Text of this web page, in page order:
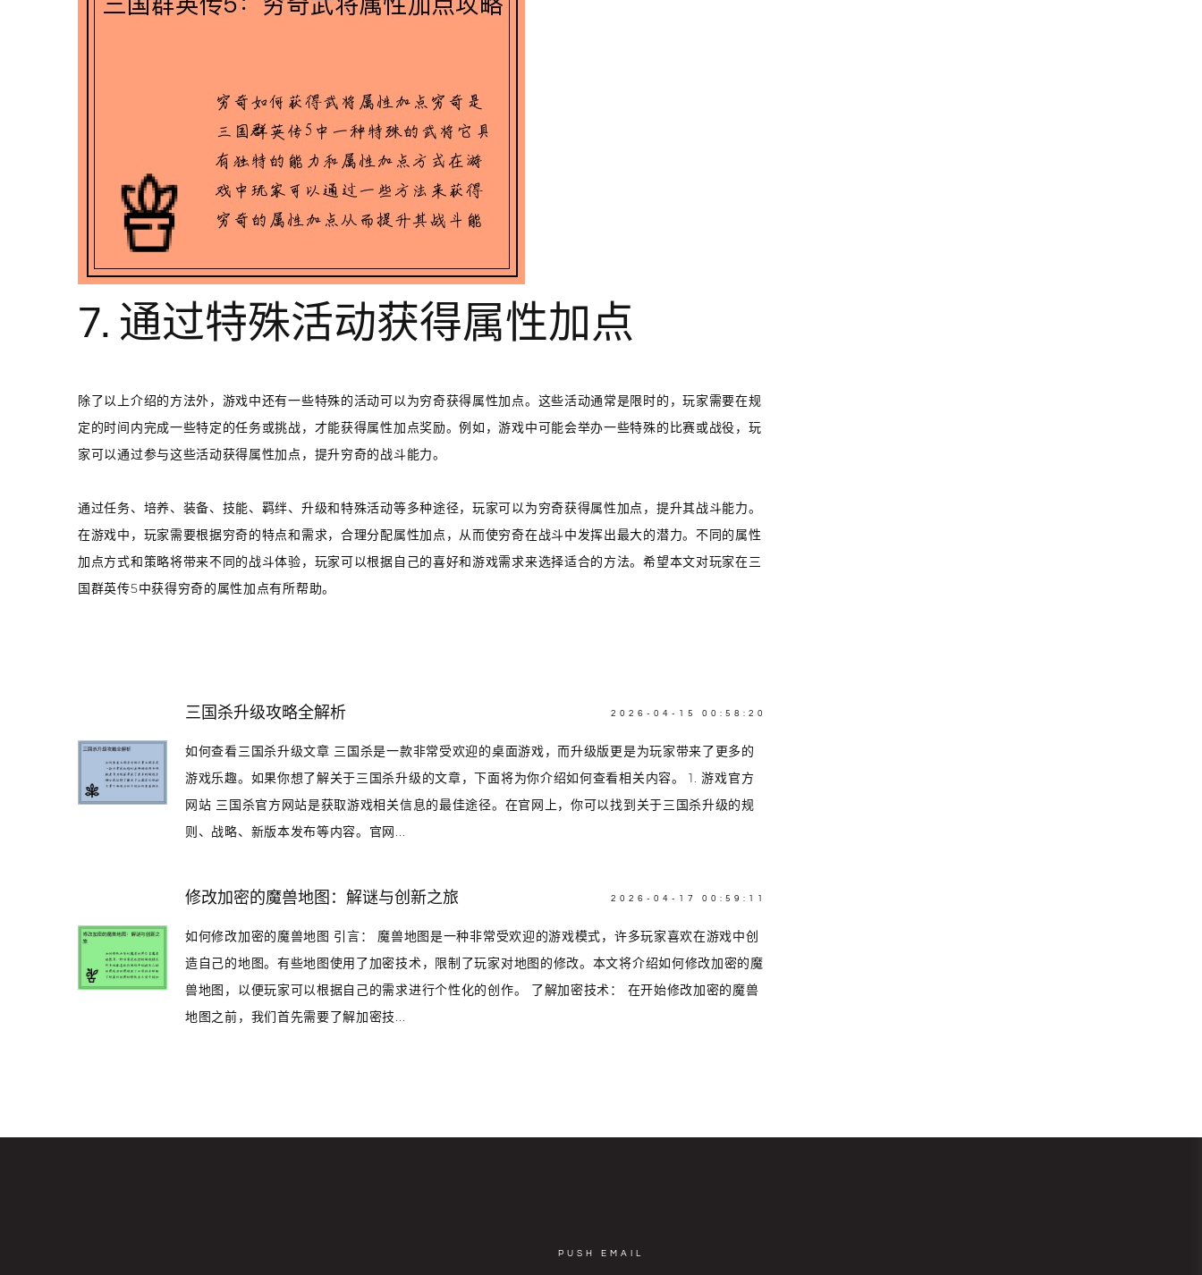
7. 通过特殊活动获得属性加点
除了以上介绍的方法外，游戏中还有一些特殊的活动可以为穷奇获得属性加点。这些活动通常是限时的，玩家需要在规
定的时间内完成一些特定的任务或挑战，才能获得属性加点奖励。例如，游戏中可能会举办一些特殊的比赛或战役，玩
家可以通过参与这些活动获得属性加点，提升穷奇的战斗能力。
通过任务、培养、装备、技能、羁绊、升级和特殊活动等多种途径，玩家可以为穷奇获得属性加点，提升其战斗能力。
在游戏中，玩家需要根据穷奇的特点和需求，合理分配属性加点，从而使穷奇在战斗中发挥出最大的潜力。不同的属性
加点方式和策略将带来不同的战斗体验，玩家可以根据自己的喜好和游戏需求来选择适合的方法。希望本文对玩家在三
国群英传5中获得穷奇的属性加点有所帮助。
三国杀升级攻略全解析 2026-04-15 00:58:20
如何查看三国杀升级文章 三国杀是一款非常受欢迎的桌面游戏，而升级版更是为玩家带来了更多的
游戏乐趣。如果你想了解关于三国杀升级的文章，下面将为你介绍如何查看相关内容。 1. 游戏官方
网站 三国杀官方网站是获取游戏相关信息的最佳途径。在官网上，你可以找到关于三国杀升级的规
则、战略、新版本发布等内容。官网...
修改加密的魔兽地图：解谜与创新之旅 2026-04-17 00:59:11
如何修改加密的魔兽地图 引言： 魔兽地图是一种非常受欢迎的游戏模式，许多玩家喜欢在游戏中创
造自己的地图。有些地图使用了加密技术，限制了玩家对地图的修改。本文将介绍如何修改加密的魔
兽地图，以便玩家可以根据自己的需求进行个性化的创作。 了解加密技术： 在开始修改加密的魔兽
地图之前，我们首先需要了解加密技...
PUSH EMAIL